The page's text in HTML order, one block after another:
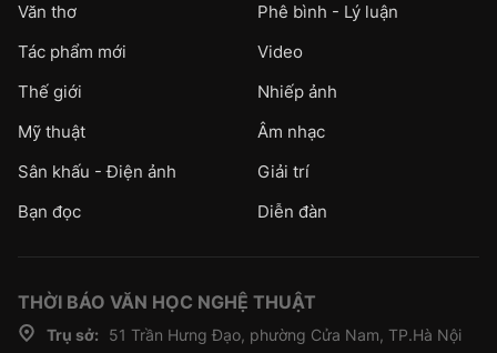
Văn thơ
Phê bình - Lý luận
Tác phẩm mới
Video
Thế giới
Nhiếp ảnh
Mỹ thuật
Âm nhạc
Sân khấu - Điện ảnh
Giải trí
Bạn đọc
Diễn đàn
THỜI BÁO VĂN HỌC NGHỆ THUẬT
Trụ sở: 51 Trần Hưng Đạo, phường Cửa Nam, TP.Hà Nội